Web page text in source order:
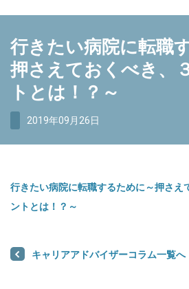
行きたい病院に転職
押さえておくべき、
トとは！？～
2019年09月26日
行きたい病院に転職するために～押さえ
ントとは！？～
キャリアアドバイザーコラム一覧へ